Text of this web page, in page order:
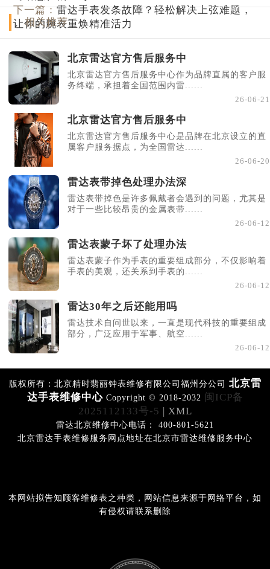
下一篇：雷达手表发条故障？轻松解决上弦难题，
让你的腕表重焕精准活力
相关推荐
北京雷达官方售后服务中
北京雷达官方售后服务中心作为品牌直属的客户服
务终端，承担着全国范围内雷......
26-06-21
北京雷达官方售后服务中
北京雷达官方售后服务中心是品牌在北京设立的直
属客户服务据点，为全国雷达......
26-06-20
雷达表带掉色处理办法深
雷达表带掉色是许多佩戴者会遇到的问题，尤其是
对于一些比较昂贵的金属表带......
26-06-12
雷达表蒙子坏了处理办法
雷达表蒙子作为手表的重要组成部分，不仅影响着
手表的美观，还关系到手表的......
26-06-12
雷达30年之后还能用吗
雷达技术自问世以来，一直是现代科技的重要组成
部分，广泛应用于军事、航空......
26-06-12
版权所有：北京精时翡丽钟表维修有限公司福州分公司 北京雷
达手表维修中心 Copyright © 2018-2032
闽ICP备
2025112133号-5
| XML
雷达北京维修中心电话： 400-801-5621
北京雷达手表维修服务网点地址在北京市雷达维修服务中心
本网站拟告知顾客维修表之种类，网站信息来源于网络平台，如
有侵权请联系删除